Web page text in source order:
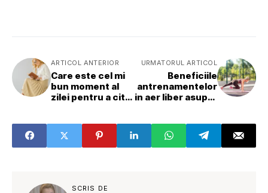
ARTICOL ANTERIOR
Care este cel mi
bun moment al
zilei pentru a citi
URMATORUL ARTICOL
Beneficiile
antrenamentelor
in aer liber asupra
SCRIS DE